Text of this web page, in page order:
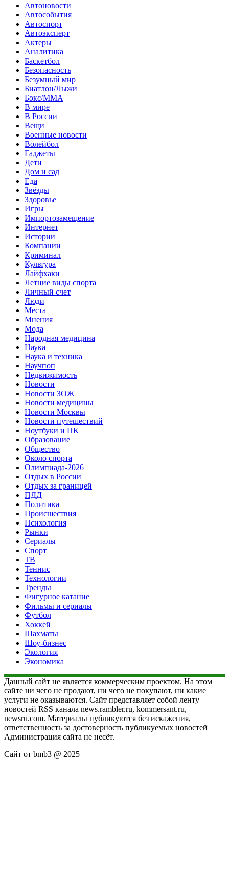
Автоновости
Автособытия
Автоспорт
Автоэксперт
Актеры
Аналитика
Баскетбол
Безопасность
Безумный мир
Биатлон/Лыжи
Бокс/MMA
В мире
В России
Вещи
Военные новости
Волейбол
Гаджеты
Дети
Дом и сад
Еда
Звёзды
Здоровье
Игры
Импортозамещение
Интернет
Истории
Компании
Криминал
Культура
Лайфхаки
Летние виды спорта
Личный счет
Люди
Места
Мнения
Мода
Народная медицина
Наука
Наука и техника
Научпоп
Недвижимость
Новости
Новости ЗОЖ
Новости медицины
Новости Москвы
Новости путешествий
Ноутбуки и ПК
Образование
Общество
Около спорта
Олимпиада-2026
Отдых в России
Отдых за границей
ПДД
Политика
Происшествия
Психология
Рынки
Сериалы
Спорт
ТВ
Теннис
Технологии
Тренды
Фигурное катание
Фильмы и сериалы
Футбол
Хоккей
Шахматы
Шоу-бизнес
Экология
Экономика
Данный сайт не является коммерческим проектом. На этом
сайте ни чего не продают, ни чего не покупают, ни какие
услуги не оказываются. Сайт представляет собой ленту
новостей RSS канала news.rambler.ru, kommersant.ru,
newsru.com. Материалы публикуются без искажения,
ответственность за достоверность публикуемых новостей
Администрация сайта не несёт.
Сайт от bmb3 @ 2025